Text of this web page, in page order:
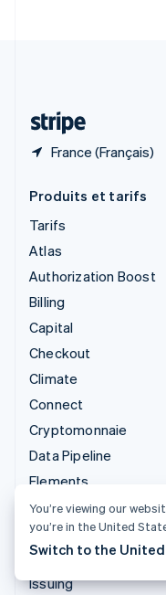
France (Français)
Produits et tarifs
Tarifs
Atlas
Authorization Boost
Billing
Capital
Checkout
Climate
Connect
Cryptomonnaie
Data Pipeline
Elements
Financial Connections
Identity
Invoicing
Issuing
You’re viewing our
you’re in the United
Switch to the